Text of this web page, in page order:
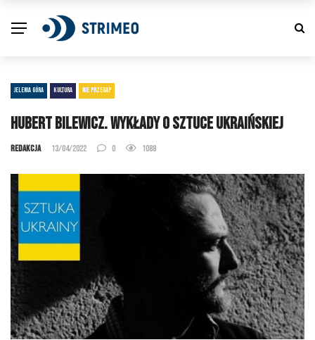
JELENIA GÓRA KULTURA NIE PRZEGAP
Hubert Bilewicz. Wykłady o sztuce ukraińskiej
Redakcja 13/04/2022 0 1088